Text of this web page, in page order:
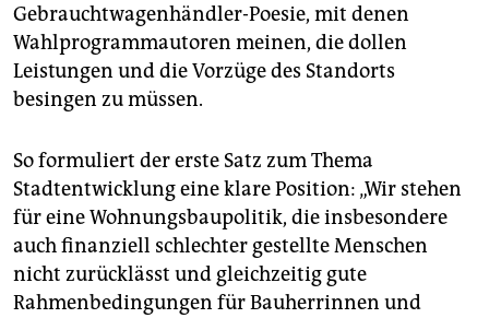
Gebrauchtwagenhändler-Poesie, mit denen
Wahlprogrammautoren meinen, die dollen
Leistungen und die Vorzüge des Standorts
besingen zu müssen.
So formuliert der erste Satz zum Thema
Stadtentwicklung eine klare Position: „Wir stehen
für eine Wohnungsbaupolitik, die insbesondere
auch finanziell schlechter gestellte Menschen
nicht zurücklässt und gleichzeitig gute
Rahmenbedingungen für Bauherrinnen und